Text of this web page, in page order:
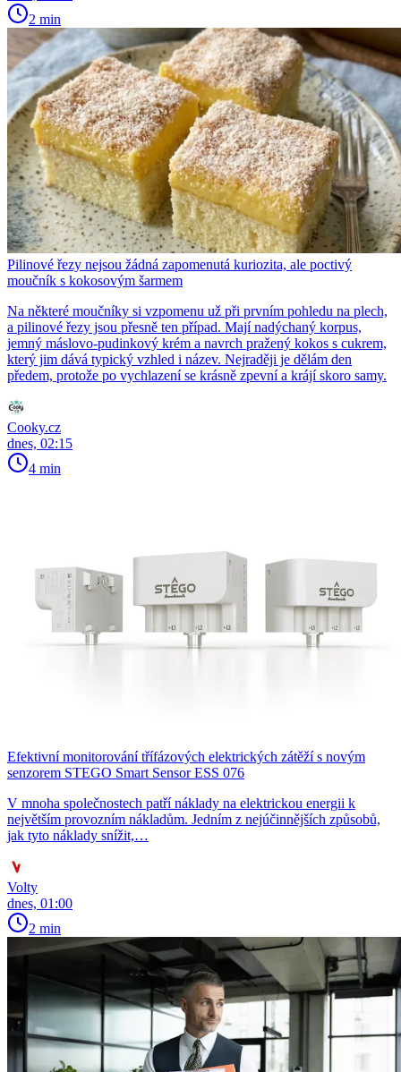
2 min
Pilinové řezy nejsou žádná zapomenutá kuriozita, ale poctivý
moučník s kokosovým šarmem
Na některé moučníky si vzpomenu už při prvním pohledu na plech,
a pilinové řezy jsou přesně ten případ. Mají nadýchaný korpus,
jemný máslovo-pudinkový krém a navrch pražený kokos s cukrem,
který jim dává typický vzhled i název. Nejraději je dělám den
předem, protože po vychlazení se krásně zpevní a krájí skoro samy.
Cooky.cz
dnes, 02:15
4 min
Efektivní monitorování třífázových elektrických zátěží s novým
senzorem STEGO Smart Sensor ESS 076
V mnoha společnostech patří náklady na elektrickou energii k
největším provozním nákladům. Jedním z nejúčinnějších způsobů,
jak tyto náklady snížit,…
Volty
dnes, 01:00
2 min